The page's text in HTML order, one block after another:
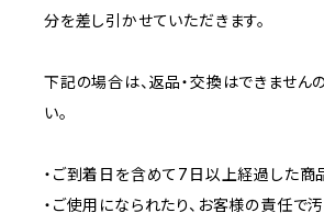
分を差し引かせていただきます。
下記の場合は、返品・交換はできません
い。
・ご到着日を含めて7日以上経過した商
・ご使用になられたり、お客様の責任で